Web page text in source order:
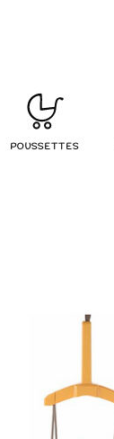
POUSSETTES